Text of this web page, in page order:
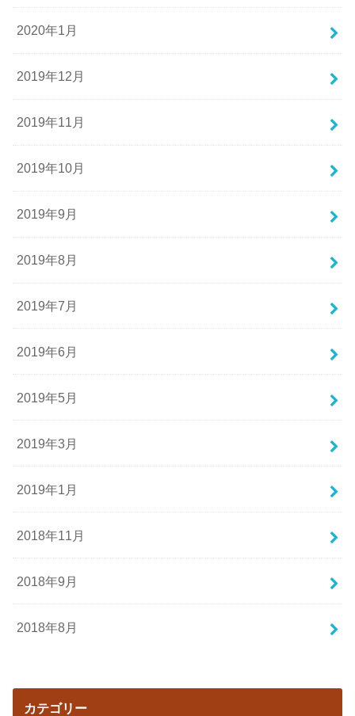
2020年1月
2019年12月
2019年11月
2019年10月
2019年9月
2019年8月
2019年7月
2019年6月
2019年5月
2019年3月
2019年1月
2018年11月
2018年9月
2018年8月
カテゴリー